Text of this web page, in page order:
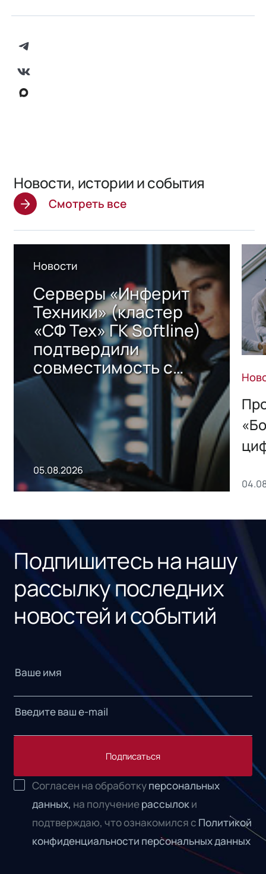
Новости, истории и события
Смотреть все
Новости
Серверы «Инферит
Техники» (кластер
«СФ Тех» ГК Softline)
подтвердили
совместимость с
решением Sharx
Storage 2.x для
хранения данных
05.08.2026
Подпишитесь на нашу
рассылку последних
новостей и событий
Подписаться
Согласен на обработкуперсональных
данных, на получениерассылоки
подтверждаю, что ознакомился с Политикой
конфиденциальности персональных данных